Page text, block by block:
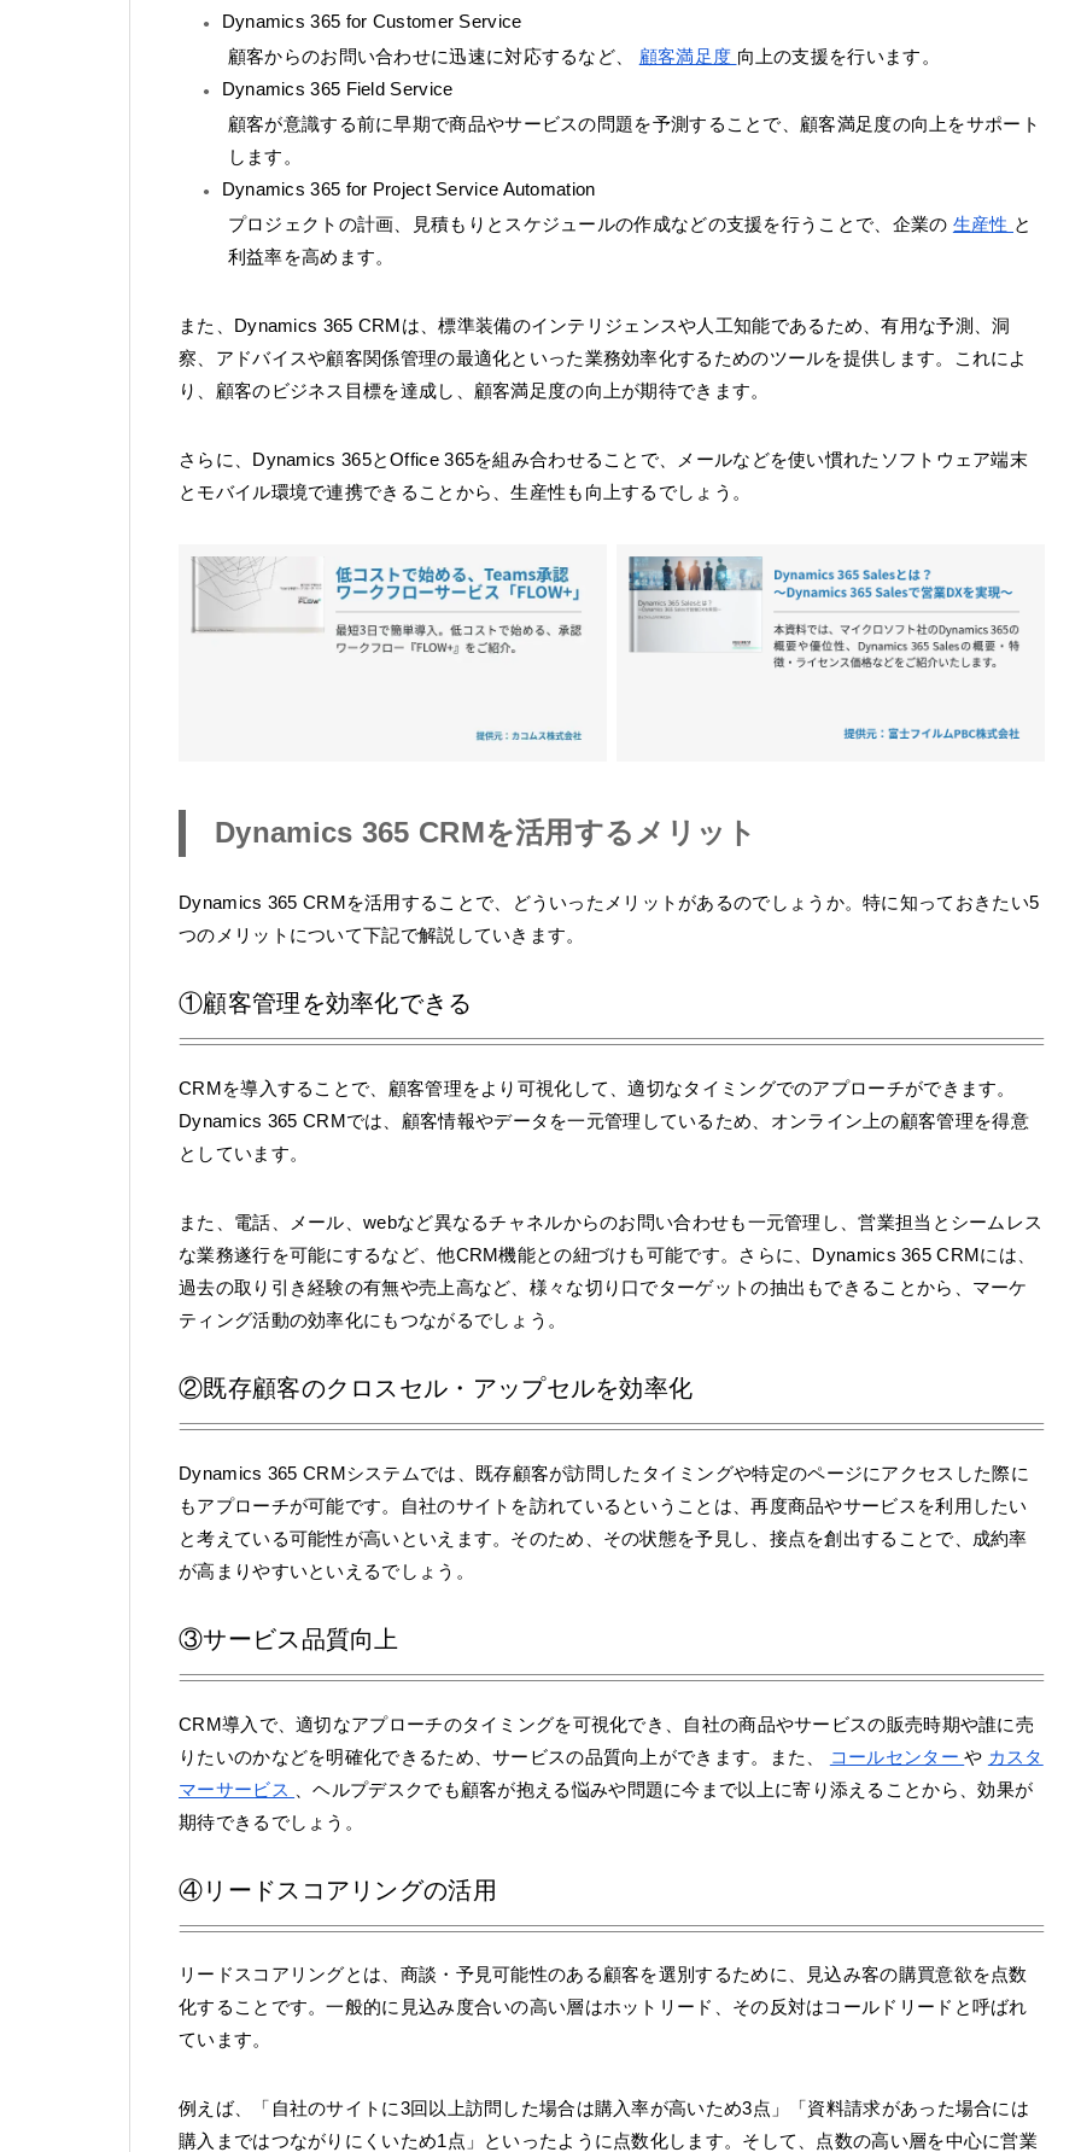
Dynamics 365 for Customer Service
顧客からのお問い合わせに迅速に対応するなど、 顧客満足度 向上の支援を行います。
Dynamics 365 Field Service
顧客が意識する前に早期で商品やサービスの問題を予測することで、顧客満足度の向上をサポート
します。
Dynamics 365 for Project Service Automation
プロジェクトの計画、見積もりとスケジュールの作成などの支援を行うことで、企業の 生産性 と
利益率を高めます。
また、Dynamics 365 CRMは、標準装備のインテリジェンスや人工知能であるため、有用な予測、洞
察、アドバイスや顧客関係管理の最適化といった業務効率化するためのツールを提供します。これによ
り、顧客のビジネス目標を達成し、顧客満足度の向上が期待できます。
さらに、Dynamics 365とOffice 365を組み合わせることで、メールなどを使い慣れたソフトウェア端末
とモバイル環境で連携できることから、生産性も向上するでしょう。
Dynamics 365 CRMを活用するメリット
Dynamics 365 CRMを活用することで、どういったメリットがあるのでしょうか。特に知っておきたい5
つのメリットについて下記で解説していきます。
①顧客管理を効率化できる
CRMを導入することで、顧客管理をより可視化して、適切なタイミングでのアプローチができます。
Dynamics 365 CRMでは、顧客情報やデータを一元管理しているため、オンライン上の顧客管理を得意
としています。
また、電話、メール、webなど異なるチャネルからのお問い合わせも一元管理し、営業担当とシームレス
な業務遂行を可能にするなど、他CRM機能との紐づけも可能です。さらに、Dynamics 365 CRMには、
過去の取り引き経験の有無や売上高など、様々な切り口でターゲットの抽出もできることから、マーケ
ティング活動の効率化にもつながるでしょう。
②既存顧客のクロスセル・アップセルを効率化
Dynamics 365 CRMシステムでは、既存顧客が訪問したタイミングや特定のページにアクセスした際に
もアプローチが可能です。自社のサイトを訪れているということは、再度商品やサービスを利用したい
と考えている可能性が高いといえます。そのため、その状態を予見し、接点を創出することで、成約率
が高まりやすいといえるでしょう。
③サービス品質向上
CRM導入で、適切なアプローチのタイミングを可視化でき、自社の商品やサービスの販売時期や誰に売
りたいのかなどを明確化できるため、サービスの品質向上ができます。また、
コールセンターや カスタ
マーサービス
、ヘルプデスクでも顧客が抱える悩みや問題に今まで以上に寄り添えることから、効果が
期待できるでしょう。
④リードスコアリングの活用
リードスコアリングとは、商談・予見可能性のある顧客を選別するために、見込み客の購買意欲を点数
化することです。一般的に見込み度合いの高い層はホットリード、その反対はコールドリードと呼ばれ
ています。
例えば、「自社のサイトに3回以上訪問した場合は購入率が高いため3点」「資料請求があった場合には
購入まではつながりにくいため1点」といったように点数化します。そして、点数の高い層を中心に営業